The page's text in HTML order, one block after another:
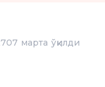
марта ўқилди